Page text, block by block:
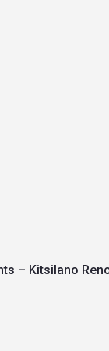
– Kitsilano